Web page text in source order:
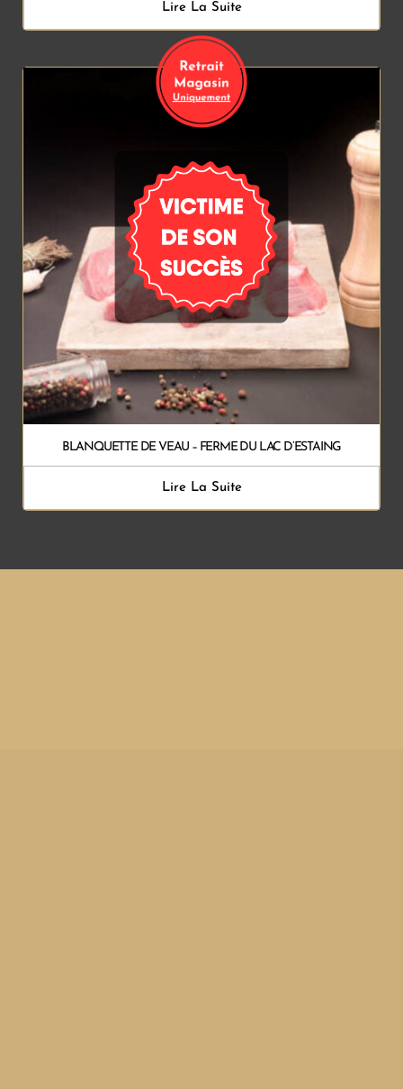
Lire La Suite
BLANQUETTE DE VEAU – FERME DU LAC D’ESTAING
Lire La Suite